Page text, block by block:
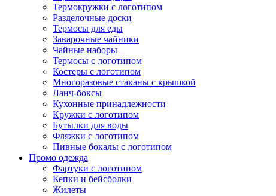
Термокружки с логотипом
Разделочные доски
Термосы для еды
Заварочные чайники
Чайные наборы
Термосы с логотипом
Костеры с логотипом
Многоразовые стаканы с крышкой
Ланч-боксы
Кухонные принадлежности
Кружки с логотипом
Бутылки для воды
Фляжки с логотипом
Пивные бокалы с логотипом
Промо одежда
Фартуки с логотипом
Кепки и бейсболки
Жилеты